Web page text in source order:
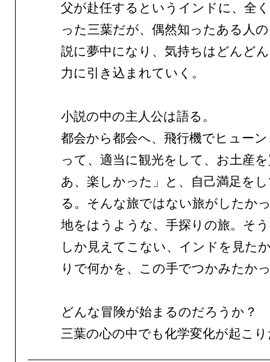
父が赴任するというインドに、全
った三葉だが、偶然知ったある人
説に夢中になり、気持ちはどんど
力に引き込まれていく。
小説の中の主人公は語る。
都会から都会へ、飛行機でヒュー
って、適当に観光をして、お土産
あ、楽しかった」と、自己満足を
る。そんな旅ではない旅がしたか
地をはうような、手探りの旅。そ
しか見えてこない、インドを見た
りで何かを、この手でつかみた
どんな冒険が始まるのだろうか？
三葉の心の中でも化学変化が起こ